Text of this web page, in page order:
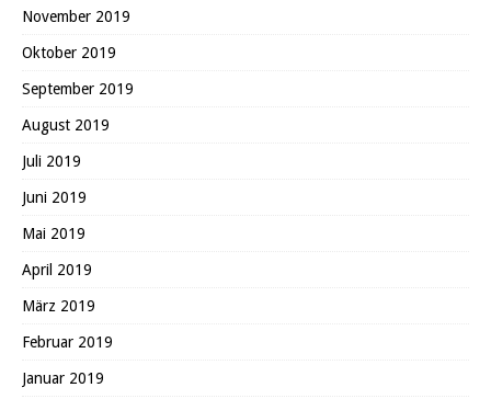
November 2019
Oktober 2019
September 2019
August 2019
Juli 2019
Juni 2019
Mai 2019
April 2019
März 2019
Februar 2019
Januar 2019